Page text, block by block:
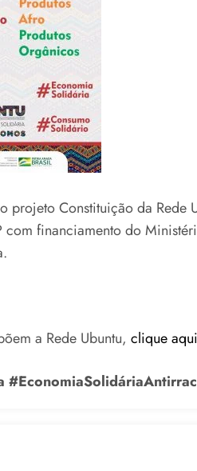
projeto Constituição da Rede
financiamento do
a Rede Ubuntu, clique aqui